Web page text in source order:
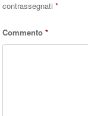
contrassegnati*
Commento*